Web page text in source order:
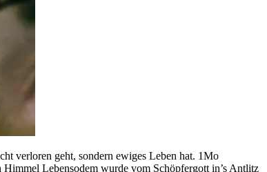
verloren geht, sondern ewiges Leben hat. 1Mo
Lebensodem wurde vom Schöpfergott in’s Antlitz